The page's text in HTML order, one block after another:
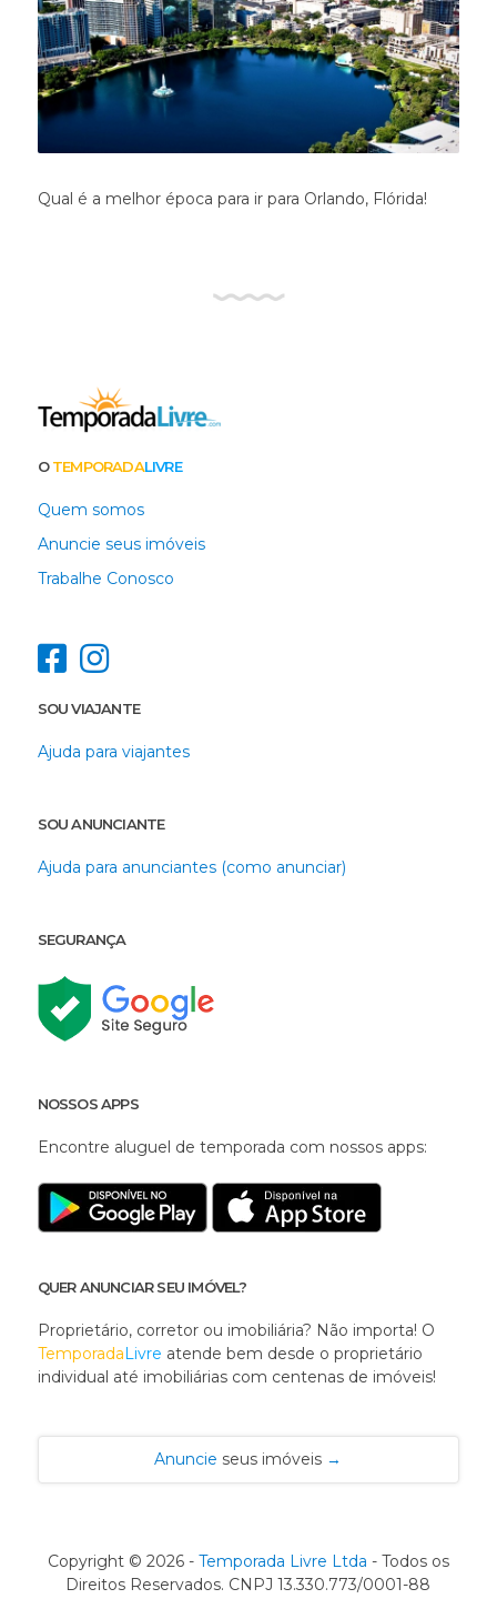
Qual é a melhor época para ir para Orlando, Flórida!
OTEMPORADALIVRE
Quem somos
Anuncie seus imóveis
Trabalhe Conosco
SOU VIAJANTE
Ajuda para viajantes
SOU ANUNCIANTE
Ajuda para anunciantes (como anunciar)
SEGURANÇA
NOSSOS APPS
Encontre aluguel de temporada com nossos apps:
QUER ANUNCIAR SEU IMÓVEL?
Proprietário, corretor ou imobiliária? Não importa! O
TemporadaLivre atende bem desde o proprietário
individual até imobiliárias com centenas de imóveis!
Anuncie seus imóveis →
Copyright © 2026 - Temporada Livre Ltda - Todos os
Direitos Reservados. CNPJ 13.330.773/0001-88